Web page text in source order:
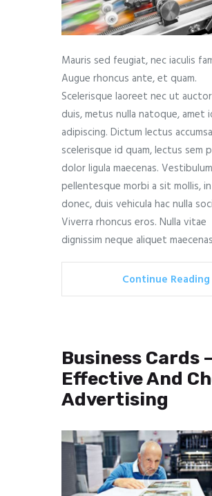
Mauris sed feugiat, nec iaculis
Augue rhoncus ante, et quam.
Scelerisque laoreet nec ut
duis, metus nulla natoque, amet
adipiscing. Dictum lectus
scelerisque id quam, lectus sem
dolor ligula maecenas. Vestibulum
pellentesque morbi a sit mollis,
donec, duis vehicula hac nulla
Viverra rhoncus eros. Nulla vitae
dignissim neque aliquet
Continue Reading
Business Cards –
Effective And
Advertising